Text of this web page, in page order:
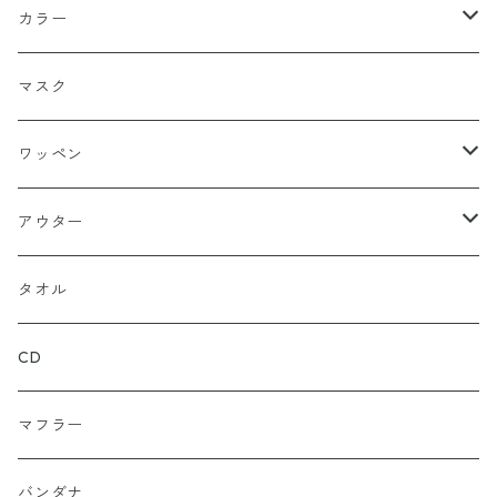
ハンチング
ニットキャップ
ハット
長袖
シャツ（長袖）
トレーナー
パーカー
ジップアップ
プルオーバー
ロンＴ
総柄
タンクトップ
セーター
ポロシャツ
半袖
パーカー
ハーフ
ロング
ストレート
ルーズ
カラー
ブラック
ネイビー
グレー
ゴールド（金）
カーキグリーン
カーキーベージュ
ブルー
マスク
ワッペン
ロゴ
キャラクター
アシュラ
家紋
丸型
炎（ファイア）
アウター
ジャケット
タオル
CD
マフラー
バンダナ